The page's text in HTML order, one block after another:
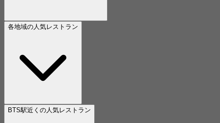
各地域の人気レストラン
BTS駅近くの人気レストラン